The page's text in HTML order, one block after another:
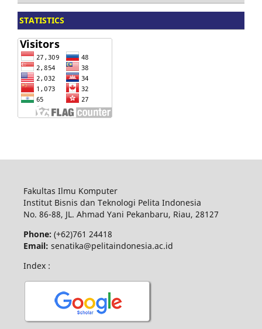
STATISTICS
Fakultas Ilmu Komputer
Institut Bisnis dan Teknologi Pelita Indonesia
No. 86-88, JL. Ahmad Yani Pekanbaru, Riau, 28127
Phone: (+62)761 24418
Email: senatika@pelitaindonesia.ac.id
Index :